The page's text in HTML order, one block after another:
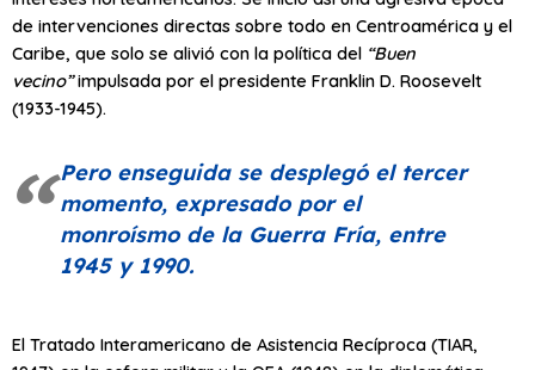
de intervenciones directas sobre todo en Centroamérica y el
Caribe, que solo se alivió con la política del “Buen
vecino”impulsada por el presidente Franklin D. Roosevelt
(1933-1945).
Pero enseguida se desplegó el tercer
momento, expresado por el
monroísmo de la Guerra Fría, entre
1945 y 1990.
El Tratado Interamericano de Asistencia Recíproca (TIAR,